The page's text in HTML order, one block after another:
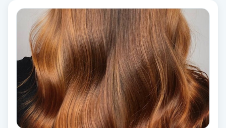
Gravidmassage
Gravidyoga
Gruppträning
Gua Sha-massage